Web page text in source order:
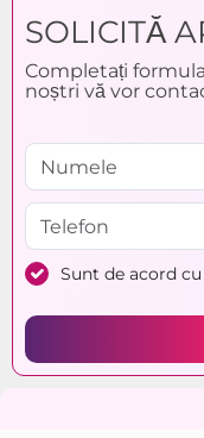
SOLICITĂ
Completați
noștri vă vor
Sunt de acord cu